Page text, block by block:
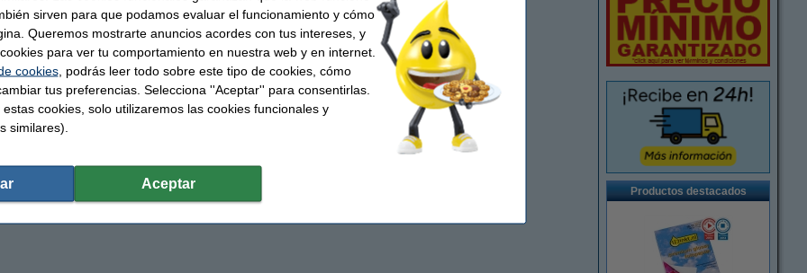
Productos destacados
sirven para que podamos evaluar el funcionamiento y cómo
Queremos mostrarte anuncios acordes con tus intereses, y
para ver tu comportamiento en nuestra web y en internet.
cookies, podrás leer todo sobre este tipo de cookies, cómo
tus preferencias. Selecciona ''Aceptar'' para consentirlas.
cookies, solo utilizaremos las cookies funcionales y
similares).
Aceptar